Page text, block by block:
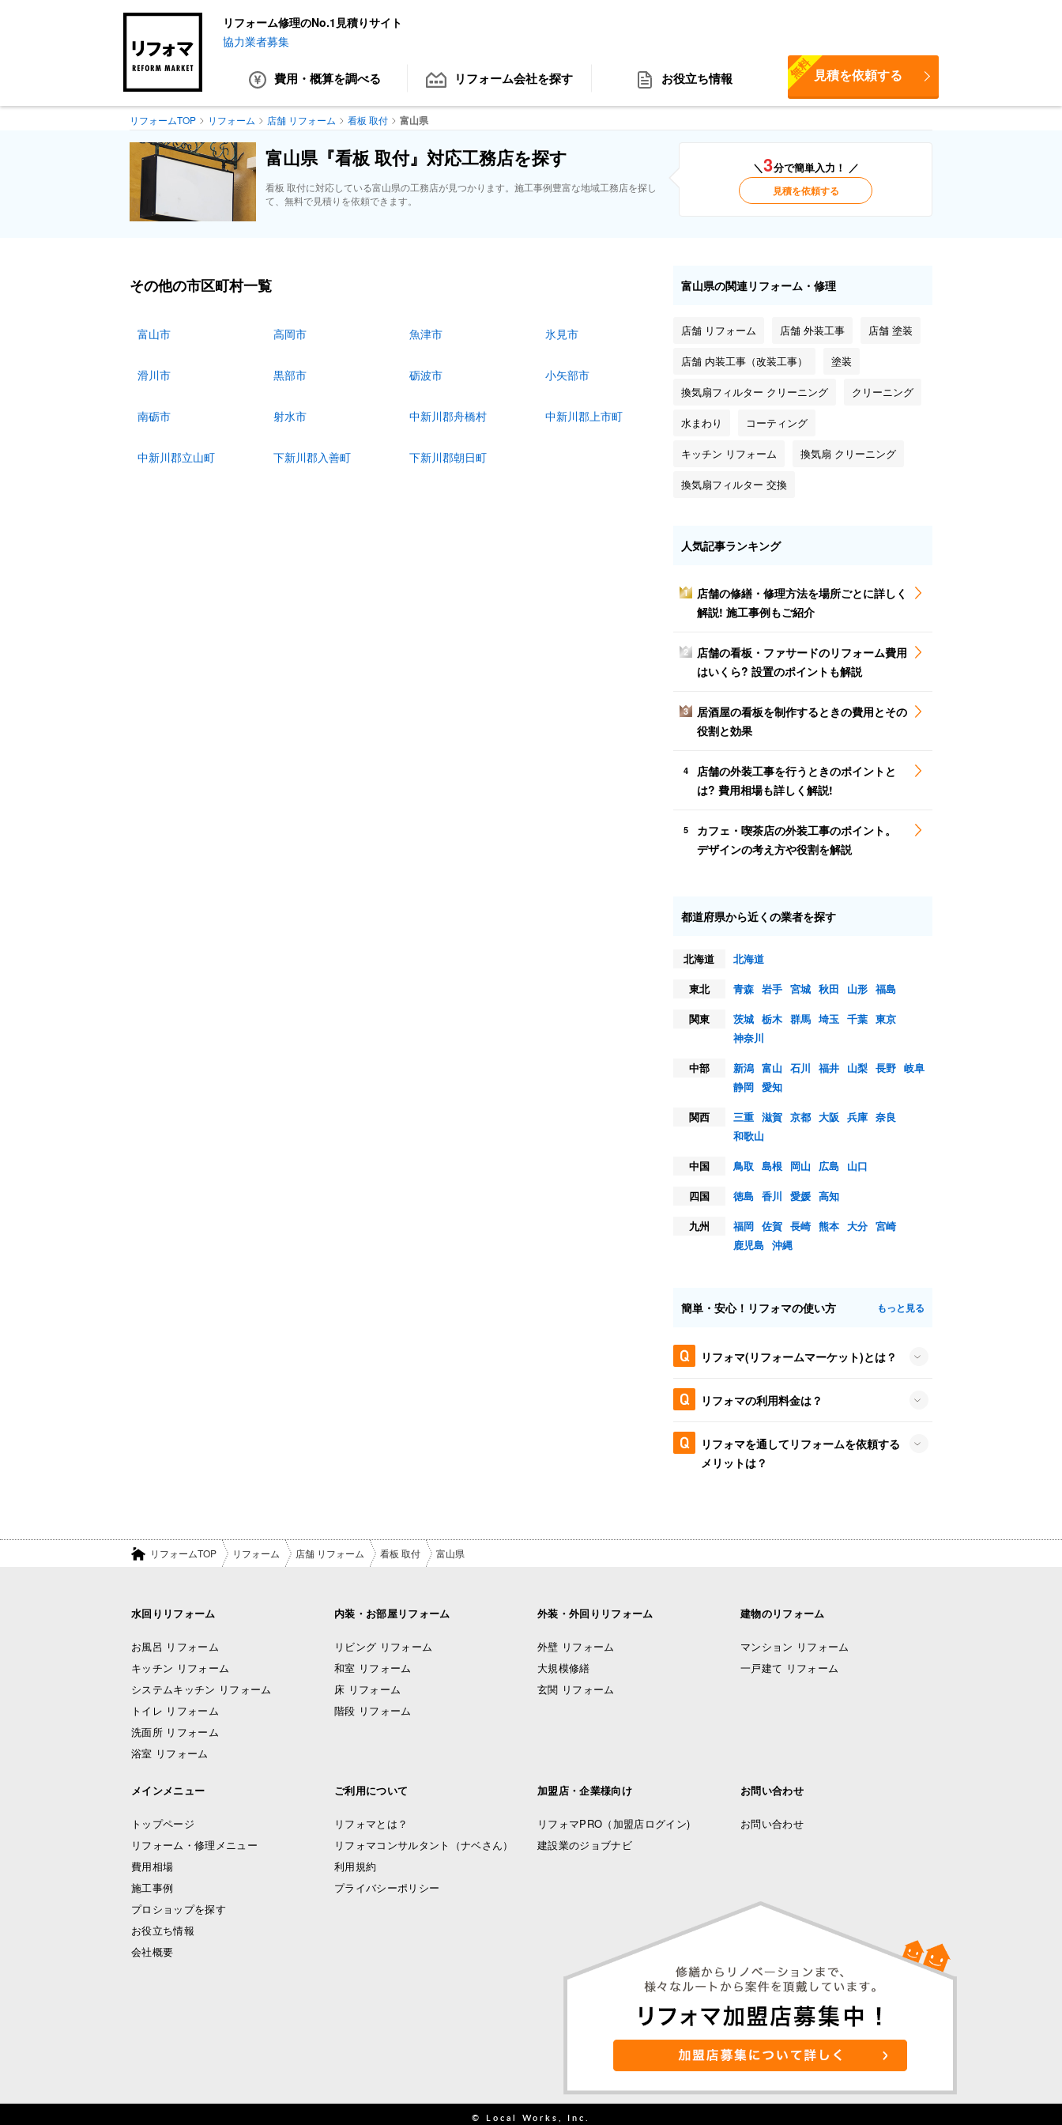
リフォーム修理のNo.1見積りサイト
協力業者募集
費用・概算を調べる リフォーム会社を探す お役立ち情報 見積を依頼する
無料
リフォームTOP リフォーム 店舗 リフォーム 看板 取付 富山県
富山県『看板 取付』対応工務店を探す
看板 取付に対応している富山県の工務店が見つかります。施工事例豊富な地域工務店を探し
て、無料で見積りを依頼できます。
＼3分で簡単入力！ ／
見積を依頼する
その他の市区町村一覧
富山市 高岡市 魚津市 氷見市
滑川市 黒部市 砺波市 小矢部市
南砺市 射水市 中新川郡舟橋村 中新川郡上市町
中新川郡立山町 下新川郡入善町 下新川郡朝日町
富山県の関連リフォーム・修理
店舗 リフォーム 店舗 外装工事 店舗 塗装
店舗 内装工事（改装工事） 塗装
換気扇フィルター クリーニング クリーニング
水まわり コーティング
キッチン リフォーム 換気扇 クリーニング
換気扇フィルター 交換
人気記事ランキング
1
店舗の修繕・修理方法を場所ごとに詳しく
解説! 施工事例もご紹介
2
店舗の看板・ファサードのリフォーム費用
はいくら? 設置のポイントも解説
3
居酒屋の看板を制作するときの費用とその
役割と効果
4
店舗の外装工事を行うときのポイントと
は? 費用相場も詳しく解説!
5
カフェ・喫茶店の外装工事のポイント。
デザインの考え方や役割を解説
都道府県から近くの業者を探す
北海道
北海道
東北
青森 岩手 宮城 秋田 山形 福島
関東
茨城 栃木 群馬 埼玉 千葉 東京
神奈川
中部
新潟 富山 石川 福井 山梨 長野 岐阜
静岡 愛知
関西
三重 滋賀 京都 大阪 兵庫 奈良
和歌山
中国
鳥取 島根 岡山 広島
山口
四国
徳島 香川 愛媛 高知
九州
福岡 佐賀 長崎 熊本 大分 宮崎
鹿児島 沖縄
簡単・安心！リフォマの使い方 もっと見る
リフォマ(リフォームマーケット)とは？
リフォマの利用料金は？
リフォマを通してリフォームを依頼する
メリットは？
リフォームTOP リフォーム 店舗 リフォーム 看板 取付 富山県
水回りリフォーム
お風呂 リフォーム
キッチン リフォーム
システムキッチン リフォーム
トイレ リフォーム
洗面所 リフォーム
浴室 リフォーム
内装・お部屋リフォーム
リビング リフォーム
和室 リフォーム
床 リフォーム
階段 リフォーム
外装・外回りリフォーム
外壁 リフォーム
大規模修繕
玄関 リフォーム
建物のリフォーム
マンション リフォーム
一戸建て リフォーム
メインメニュー
トップページ
リフォーム・修理メニュー
費用相場
施工事例
プロショップを探す
お役立ち情報
会社概要
ご利用について
リフォマとは？
リフォマコンサルタント（ナベさん）
利用規約
プライバシーポリシー
加盟店・企業様向け
リフォマPRO （加盟店ログイン)
建設業のジョブナビ
お問い合わせ
お問い合わせ
© Local Works, Inc.